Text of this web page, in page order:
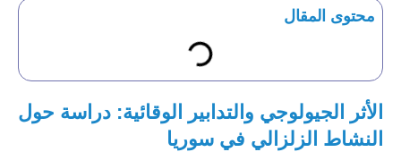
محتوى المقال
الأثر الجيولوجي والتدابير الوقائية: دراسة حول
النشاط الزلزالي في سوريا